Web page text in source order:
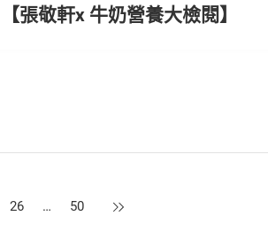
【張敬軒x 牛奶營養大檢閱】
26 … 50 下一頁